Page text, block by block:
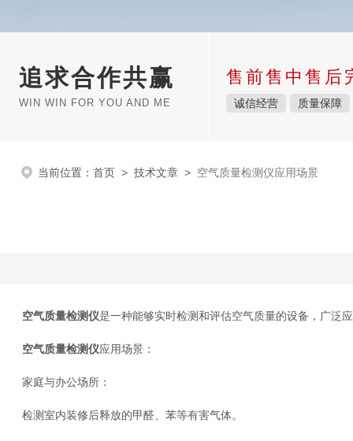
追求合作共赢
WIN WIN FOR YOU AND ME
售前售中售后
诚信经营 质量保障
当前位置： 首页 > 技术文章 > 空气质量检测仪应用场景
空气质量检测仪是一种能够实时检测和评估空气质量的设备，广泛
空气质量检测仪应用场景：
家庭与办公场所：
检测室内装修后释放的甲醛、苯等有害气体。